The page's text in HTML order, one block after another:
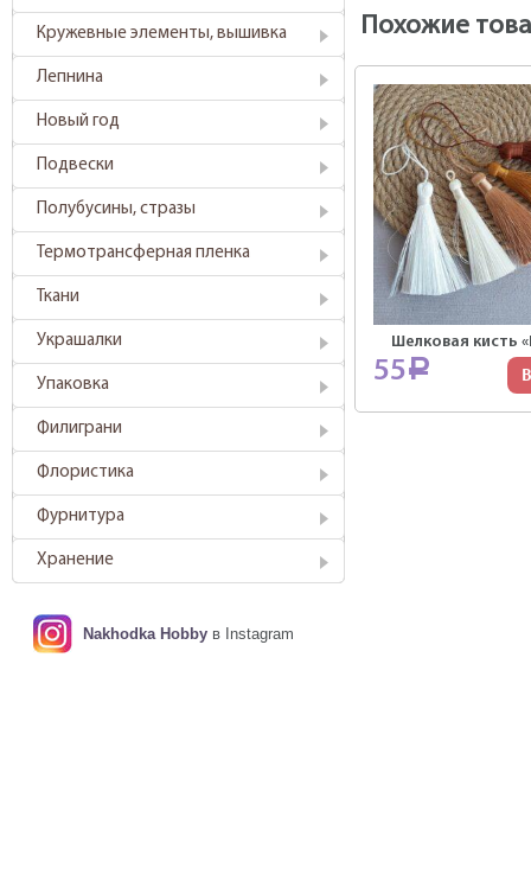
Кружевные элементы, вышивка
Лепнина
Новый год
Подвески
Полубусины, стразы
Термотрансферная пленка
Ткани
Украшалки
Упаковка
Филиграни
Флористика
Фурнитура
Хранение
Nakhodka Hobby в Instagram
Похожие
Шелковая кисть
55Р